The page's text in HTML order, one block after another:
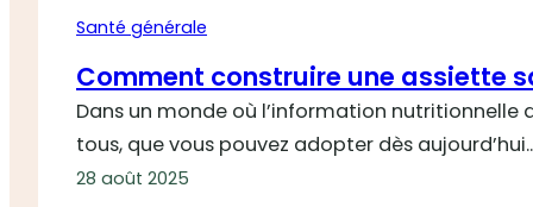
Santé générale
Comment construire une assiette
Dans un monde où l’information nutritionnelle
tous, que vous pouvez adopter dès
28 août 2025